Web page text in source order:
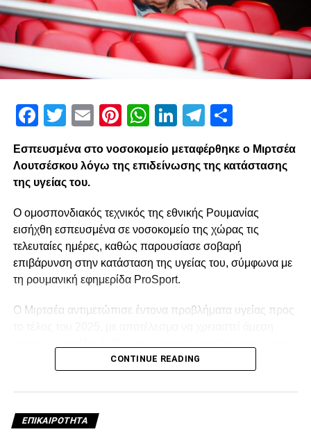
Facebook
Twitter
EmailPinterest
WhatsApp
LinkedInTelegram
Εσπευσμένα στο νοσοκομείο μεταφέρθηκε ο Μιρτσέα
Λουτσέσκου λόγω της επιδείνωσης της κατάστασης
της υγείας του.
Ο ομοσπονδιακός τεχνικός της εθνικής Ρουμανίας
εισήχθη εσπευσμένα σε νοσοκομείο της χώρας τις
τελευταίες ημέρες, καθώς παρουσίασε σοβαρή
επιβάρυνση στην κατάσταση της υγείας του, σύμφωνα με
τη ρουμανική εφημερίδα ProSport.
Ο Μιρτσέα αντιμετώπισε έντονα προβλήματα υγείας προς
κρυολόγημα, το οποίο επηρέασε αρνητικά την ήδη
αναγκαία να νοσηλευτεί. Οι πληροφορίες αναφέρουν ότι η
νοσηλείας του.
CONTINUE READING
ΕΠΙΚΑΙΡΌΤΗΤΑ